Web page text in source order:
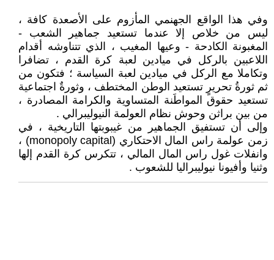
وفي هذا الواقع الجهنمي المأزوم على الأصعدة كافة ،
ليس من خلاص إلا عندما تستعيد جماهير الشعب -
المغبونة الكادحة - وعيها المغيب ، الذي تتناوشه أقدام
اللاعبين بالركل في ميادين لعبة كرة القدم ، تضافرا
وتكاملا مع الركل في ميادين لعبة السياسة ؛ فتكون من
ثم ثورةُ تحريرٍ تستعيد الوطن المختطف ، وثورةٌ اجتماعية
تستعيد حقوق المواطَنة المتساوية والكرامة المصادرة ،
من بين براثن وحوش نظام العولمة النيوليبرالي .
وإلى أن تستفيق الجماهير من غيبوبتها التاريخية ، في
زمن عولمة راس المال الاحتكاري (monopoly capital) ،
وانفلات غول راس المال المالي ، تتكرس كرة القدم إلها
وثنيا وأفيونا نيوليبراليا للشعوب .